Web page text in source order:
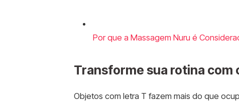
Por que a Massagem Nuru é
Transforme sua rotina com
Objetos com letra T fazem mais do que